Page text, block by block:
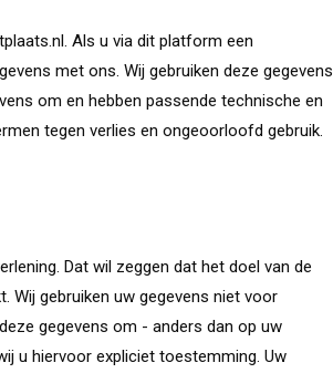
Als u via dit platform een
met ons. Wij gebruiken deze gegevens
om en hebben passende technische en
tegen verlies en ongeoorloofd gebruik.
Dat wil zeggen dat het doel van de
Wij gebruiken uw gegevens niet voor
gegevens om - anders dan op uw
u hiervoor expliciet toestemming. Uw